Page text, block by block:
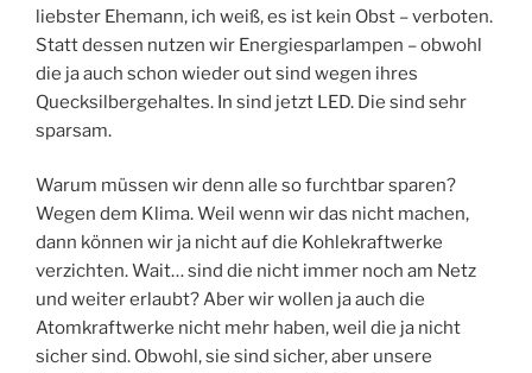
liebster Ehemann, ich weiß, es ist kein Obst – verboten.
Statt dessen nutzen wir Energiesparlampen – obwohl
die ja auch schon wieder out sind wegen ihres
Quecksilbergehaltes. In sind jetzt LED. Die sind sehr
sparsam.
Warum müssen wir denn alle so furchtbar sparen?
Wegen dem Klima. Weil wenn wir das nicht machen,
dann können wir ja nicht auf die Kohlekraftwerke
verzichten. Wait… sind die nicht immer noch am Netz
und weiter erlaubt? Aber wir wollen ja auch die
Atomkraftwerke nicht mehr haben, weil die ja nicht
sicher sind. Obwohl, sie sind sicher, aber unsere